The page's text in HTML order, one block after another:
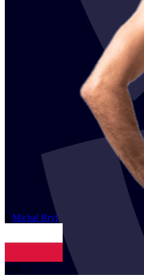
2 Michal Bryl
POL